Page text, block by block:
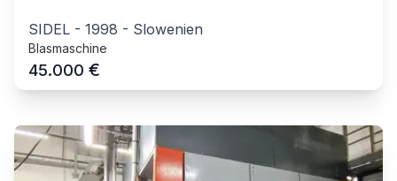
SIDEL - 1998 - Slowenien
Blasmaschine
45.000 €